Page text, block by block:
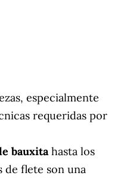
especialmente
requeridas por
bauxitahasta los
de flete son una